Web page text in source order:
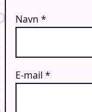
Navn *
E-mail *